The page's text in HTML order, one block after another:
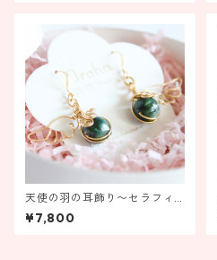
天使の羽の耳飾り〜セラフィ
ナイト〜【金具の変更ができ
ます！】
¥7,800